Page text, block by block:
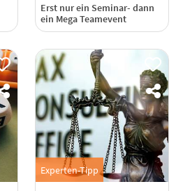
Erst nur ein Seminar- dann
ein Mega Teamevent
Experten-Tipp